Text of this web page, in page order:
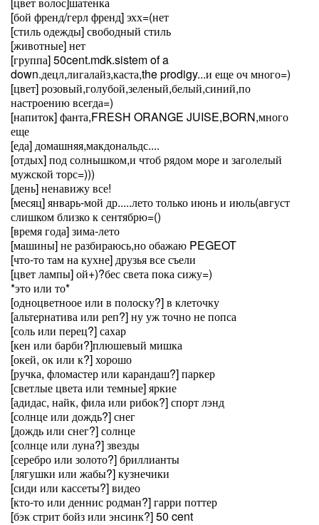
[бой френд/герл френд] эхх=(нет
[стиль одежды] свободный стиль
[животные] нет
[группа] 50cent.mdk.sistem of a
down.децл,лигалайз,каста,the prodigy...и еще оч много=)
[цвет] розовый,голубой,зеленый,белый,синий,по
настроению всегда=)
[напиток] фанта,FRESH ORANGE JUISE,BORN,много
еще
[еда] домашняя,макдональдс....
[отдых] под солнышком,и чтоб рядом море и заголелый
мужской торс=)))
[день] ненавижу все!
[месяц] январь-мой др.....лето только июнь и июль(август
слишком близко к сентябрю=()
[время года] зима-лето
[машины] не разбираюсь,но обажаю PEGEOT
[что-то там на кухне] друзья все съели
[цвет лампы] ой+)?бес света пока сижу=)
*это или то*
[одноцветноое или в полоску?] в клеточку
[альтернатива или реп?] ну уж точно не попса
[соль или перец?] сахар
[кен или барби?]плюшевый мишка
[окей, ок или к?] хорошо
[ручка, фломастер или карандаш?] паркер
[светлые цвета или темные] яркие
[адидас, найк, фила или рибок?] спорт лэнд
[солнце или дождь?] снег
[дождь или снег?] солнце
[солнце или луна?] звезды
[серебро или золото?] бриллианты
[лягушки или жабы?] кузнечики
[сиди или кассеты?] видео
[кто-то или деннис родман?] гарри поттер
[бэк стрит бойз или энсинк?] 50 cent